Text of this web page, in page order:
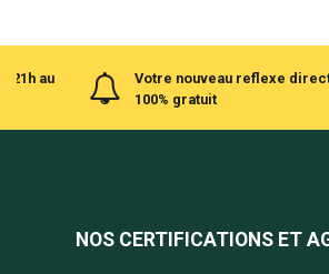
21h au
Votre nouveau reflexe
100% gratuit
NOS CERTIFICATIONS ET